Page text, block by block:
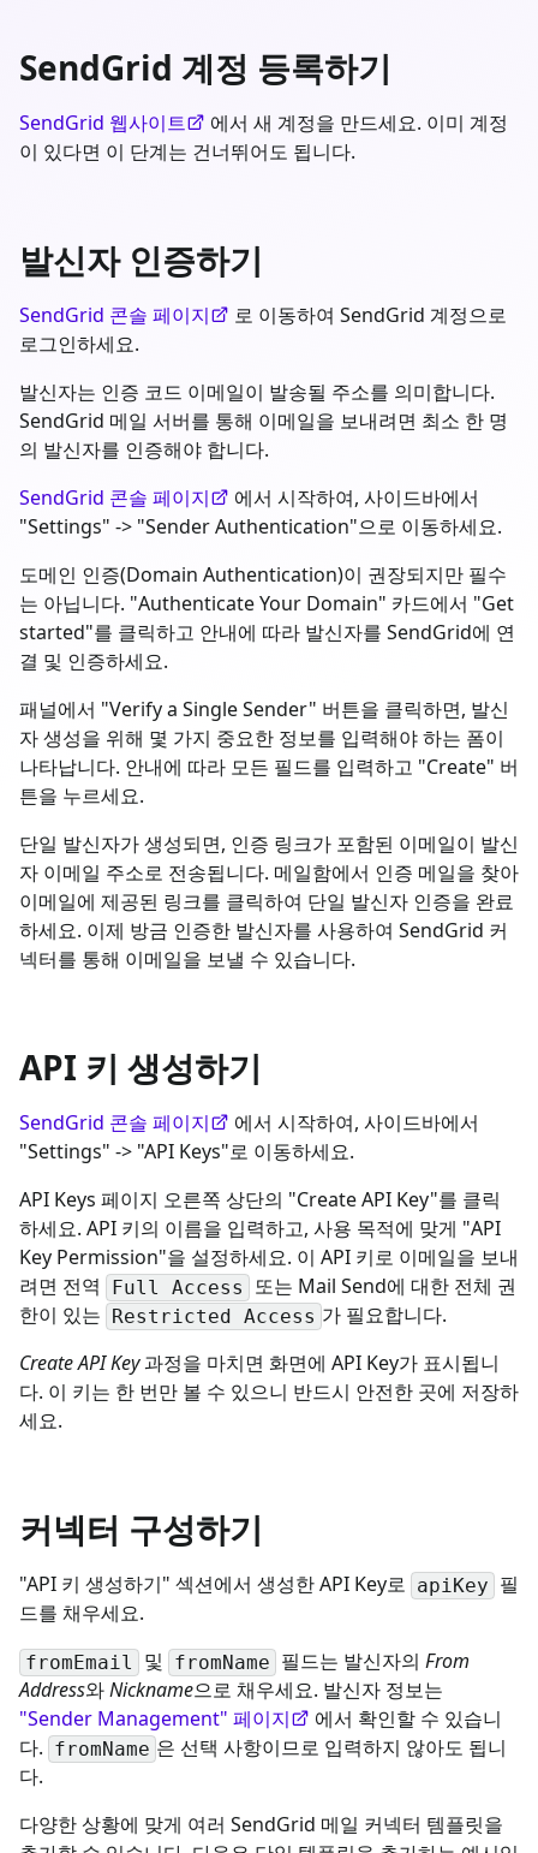
SendGrid 계정 등록하기
SendGrid 웹사이트
에서 새 계정을 만드세요. 이미 계정
이 있다면 이 단계는 건너뛰어도 됩니다.
발신자 인증하기
SendGrid 콘솔 페이지
로 이동하여 SendGrid 계정으로
로그인하세요.
발신자는 인증 코드 이메일이 발송될 주소를 의미합니다.
SendGrid 메일 서버를 통해 이메일을 보내려면 최소 한 명
의 발신자를 인증해야 합니다.
SendGrid 콘솔 페이지
에서 시작하여, 사이드바에서
"Settings" -> "Sender Authentication"으로 이동하세요.
도메인 인증(Domain Authentication)이 권장되지만 필수
는 아닙니다. "Authenticate Your Domain" 카드에서 "Get
started"를 클릭하고 안내에 따라 발신자를 SendGrid에 연
결 및 인증하세요.
패널에서 "Verify a Single Sender" 버튼을 클릭하면, 발신
자 생성을 위해 몇 가지 중요한 정보를 입력해야 하는 폼이
나타납니다. 안내에 따라 모든 필드를 입력하고 "Create" 버
튼을 누르세요.
단일 발신자가 생성되면, 인증 링크가 포함된 이메일이 발신
자 이메일 주소로 전송됩니다. 메일함에서 인증 메일을 찾아
이메일에 제공된 링크를 클릭하여 단일 발신자 인증을 완료
하세요. 이제 방금 인증한 발신자를 사용하여 SendGrid 커
넥터를 통해 이메일을 보낼 수 있습니다.
API 키 생성하기
SendGrid 콘솔 페이지
에서 시작하여, 사이드바에서
"Settings" -> "API Keys"로 이동하세요.
API Keys 페이지 오른쪽 상단의 "Create API Key"를 클릭
하세요. API 키의 이름을 입력하고, 사용 목적에 맞게 "API
Key Permission"을 설정하세요. 이 API 키로 이메일을 보내
려면 전역
Full Access
또는 Mail Send에 대한 전체 권
한이 있는 Restricted Access 가 필요합니다.
Create API Key과정을 마치면 화면에 API Key가 표시됩니
다. 이 키는 한 번만 볼 수 있으니 반드시 안전한 곳에 저장하
세요.
커넥터 구성하기
"API 키 생성하기" 섹션에서 생성한 API Key로 apiKey 필
드를 채우세요.
fromEmail 및 fromName 필드는 발신자의 From
Address와Nickname으로 채우세요. 발신자 정보는
"Sender Management" 페이지
에서 확인할 수 있습니
다. fromName 은 선택 사항이므로 입력하지 않아도 됩니
다.
다양한 상황에 맞게 여러 SendGrid 메일 커넥터 템플릿을